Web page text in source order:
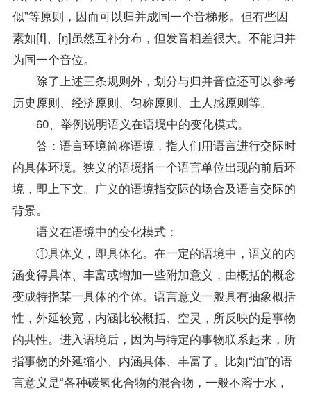
似”等原则，因而可以归并成同一个音梯形。但有些因
素如[f]、[ŋ]虽然互补分布，但发音相差很大。不能归并
为同一个音位。
除了上述三条规则外，划分与归并音位还可以参考
历史原则、经济原则、匀称原则、土人感原则等。
60、举例说明语义在语境中的变化模式。
答：语言环境简称语境，指人们用语言进行交际时
的具体环境。狭义的语境指一个语言单位出现的前后环
境，即上下文。广义的语境指交际的场合及语言交际的
背景。
语义在语境中的变化模式：
①具体义，即具体化。在一定的语境中，语义的内
涵变得具体、丰富或增加一些附加意义，由概括的概念
变成特指某一具体的个体。语言意义一般具有抽象概括
性，外延较宽，内涵比较概括、空灵，所反映的是事物
的共性。进入语境后，因为与特定的事物联系起来，所
指事物的外延缩小、内涵具体、丰富了。比如“油”的语
言意义是“各种碳氢化合物的混合物，一般不溶于水，